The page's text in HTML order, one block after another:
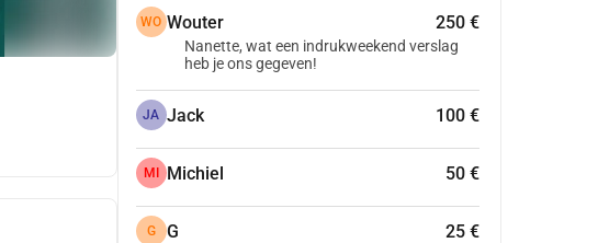
WO Wouter 250 €
Nanette, wat een indrukweekend verslag
heb je ons gegeven!
JA Jack 100 €
MI Michiel 50 €
G G 25 €